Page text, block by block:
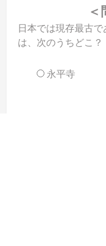
日本では現存最古
は、次のうちどこ？
永平寺